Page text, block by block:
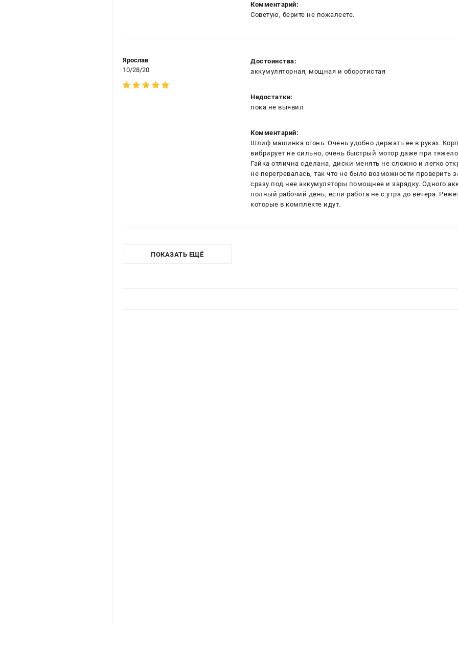
Комментарий:
Советую, берите не пожалеете.
Ярослав
10/28/20
Достоинства:
аккумуляторная, мощная и оборотистая
Недостатки:
пока не выявил
Комментарий:
Шлиф машинка огонь. Очень удобно держать ее в руках.
вибрирует не сильно, очень быстрый мотор даже при
Гайка отлична сделана, диски менять не сложно и легко
не перегревалась, так что не было возможности проверить
сразу под нее аккумуляторы помощнее и зарядку. Одного
полный рабочий день, если работа не с утра до вечера.
которые в комплекте идут.
ПОКАЗАТЬ ЕЩЁ